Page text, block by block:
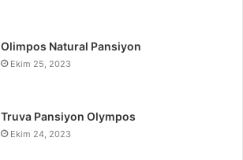
Olimpos Natural Pansiyon
Ekim 25, 2023
Truva Pansiyon Olympos
Ekim 24, 2023